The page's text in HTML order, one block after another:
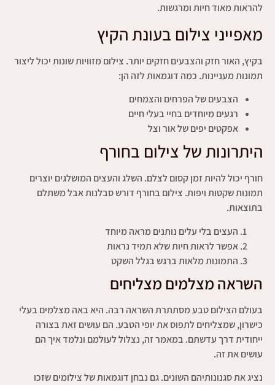
להראות מאוד חיות ומרגשות.
מאפייני צילום בעונת הקיץ
בקיץ, האור חזק והצבעים חזקים יותר. צילום מזוויות שונות יכול ליצור
תמונות מעניינות. כמה דוגמאות לזה הן:
הצבעים של הפרחים והצמחים
רגעים מיוחדים בחיי בעלי חיים
אפקטים יפים של אור וצל
היתרונות של צילום בחורף
חורף יכול להיות זמן קסום לצלם. השלג והעצים המושלגים יוצרים
תמונות שקטות ויפות. צילום בחורף דורש סבלנות אבל משתלם
בתוצאות.
העצים בלי עלים נותנים מראה מיוחד
אפשר לראות חיות שלא תמיד נראות
התמונות מלאות ברגש בגלל השקט
השראה מצלמים מצליחים
בעולם הצילום טבע מסתתרת השראה רבה. היא באה מצלמים בעלי
כישרון, שמצליחים לתפוס את יופי הטבע. הם עושים זאת בצורה
ייחודית דרך עדשתם. במאמר זה, נצלול לעולמם ונלמד איך הם
עושים את זה.
נציג את סגנונותיהם השונים. גם נבחן דוגמאות של צילומים שזכו